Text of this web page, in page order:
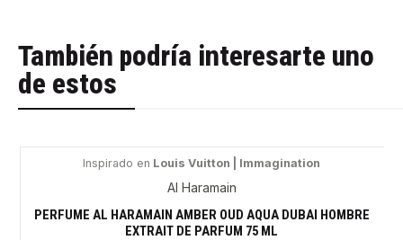
También podría interesarte uno
de estos
Inspirado en Louis Vuitton | Immagination
Al Haramain
PERFUME AL HARAMAIN AMBER OUD AQUA DUBAI HOMBRE
EXTRAIT DE PARFUM 75 ML